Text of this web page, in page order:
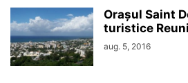
Orașul Saint
turistice
aug. 5, 2016